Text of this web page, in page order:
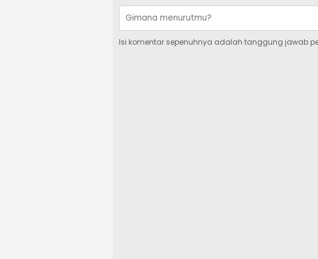
Isi komentar sepenuhnya adalah tanggung jawab